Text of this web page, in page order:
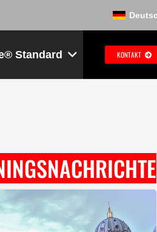
Standard KONTAKT